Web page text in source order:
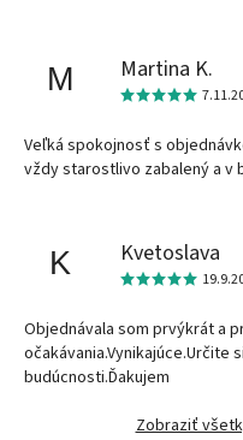
M Martina K.
Veľká spokojnosť s
vždy starostlivo zabalený a v
K Kvetoslava
Objednávala som prvýkrát a
očakávania.Vynikajúce.Určite
budúcnosti.Ďakujem
Zobraziť